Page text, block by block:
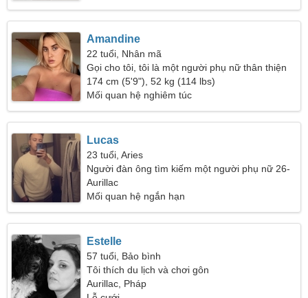
Amandine
22 tuổi, Nhân mã
Gọi cho tôi, tôi là một người phụ nữ thân thiện
174 cm (5'9"), 52 kg (114 lbs)
Mối quan hệ nghiêm túc
Lucas
23 tuổi, Aries
Người đàn ông tìm kiếm một người phụ nữ 26-
29
Aurillac
Mối quan hệ ngắn hạn
Estelle
57 tuổi, Bảo bình
Tôi thích du lịch và chơi gôn
Aurillac, Pháp